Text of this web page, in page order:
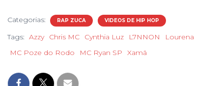
Categorias: RAP ZUCA VIDEOS DE HIP HOP
Tags: Azzy Chris MC Cynthia Luz L7NNON
Lourena
MC Poze do Rodo
MC Ryan SP Xamã